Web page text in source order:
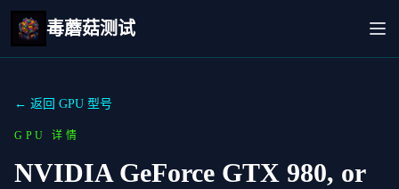
毒蘑菇测试
← 返回 GPU 型号
GPU 详情
NVIDIA GeForce GTX 980, or